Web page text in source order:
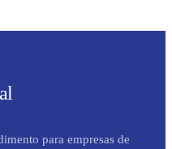
para empresas de